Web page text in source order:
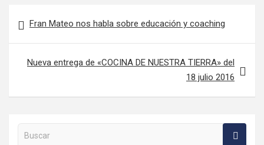
Fran Mateo nos habla sobre educación y coaching
Nueva entrega de «COCINA DE NUESTRA TIERRA» del
18 julio 2016
Buscar en la web